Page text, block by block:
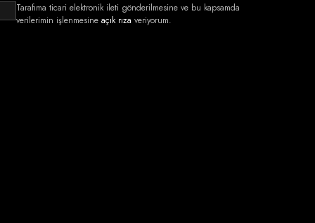
Tarafıma ticari elektronik ileti gönderilmesine ve bu kapsamda
verilerimin işlenmesine açık rıza veriyorum.